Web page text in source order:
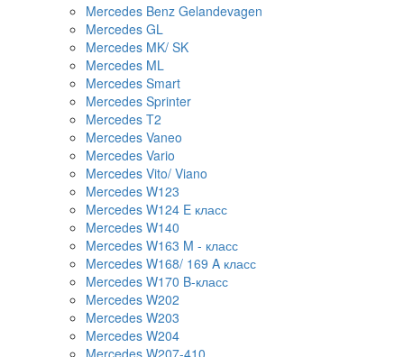
Mercedes Benz Gelandevagen
Mercedes GL
Mercedes MK/ SK
Mercedes ML
Mercedes Smart
Mercedes Sprinter
Mercedes T2
Mercedes Vaneo
Mercedes Vario
Mercedes Vito/ Viano
Mercedes W123
Mercedes W124 E класс
Mercedes W140
Mercedes W163 M - класс
Mercedes W168/ 169 A класс
Mercedes W170 B-класс
Mercedes W202
Mercedes W203
Mercedes W204
Mercedes W207-410